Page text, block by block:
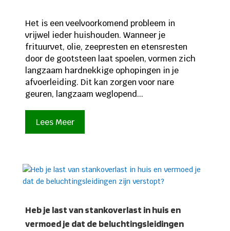
Het is een veelvoorkomend probleem in
vrijwel ieder huishouden. Wanneer je
frituurvet, olie, zeepresten en etensresten
door de gootsteen laat spoelen, vormen zich
langzaam hardnekkige ophopingen in je
afvoerleiding. Dit kan zorgen voor nare
geuren, langzaam weglopend...
Lees Meer
Heb je last van stankoverlast in huis en
vermoed je dat de beluchtingsleidingen